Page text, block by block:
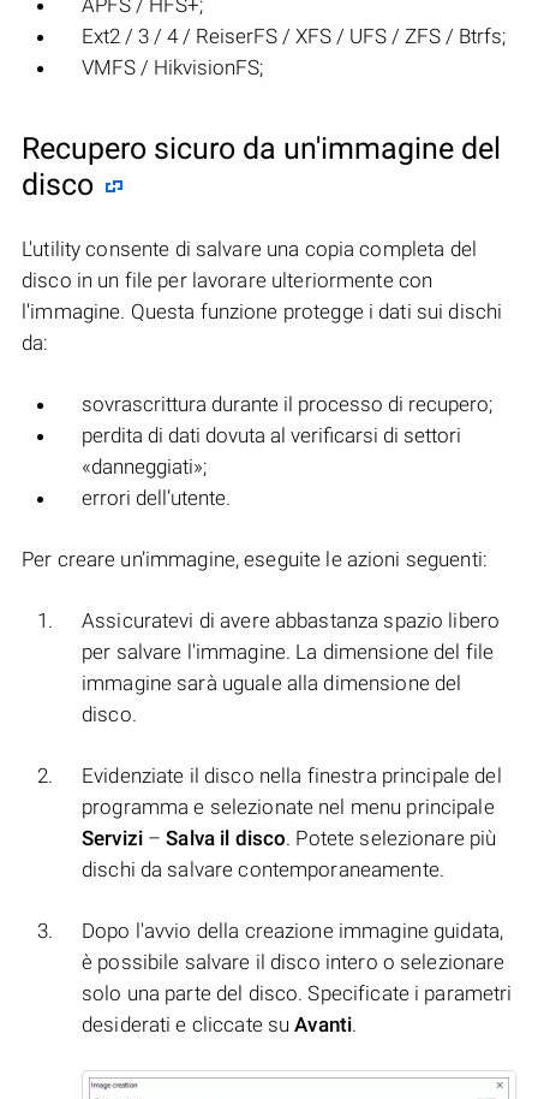
APFS / HFS+;
Ext2 / 3 / 4 / ReiserFS / XFS / UFS / ZFS / Btrfs;
VMFS / HikvisionFS;
Recupero sicuro da un'immagine del
disco
L'utility consente di salvare una copia completa del
disco in un file per lavorare ulteriormente con
l'immagine. Questa funzione protegge i dati sui dischi
da:
sovrascrittura durante il processo di recupero;
perdita di dati dovuta al verificarsi di settori
«danneggiati»;
errori dell’utente.
Per creare un’immagine, eseguite le azioni seguenti:
Assicuratevi di avere abbastanza spazio libero
per salvare l'immagine. La dimensione del file
immagine sarà uguale alla dimensione del
disco.
Evidenziate il disco nella finestra principale del
programma e selezionate nel menu principale
Servizi–Salva il disco. Potete selezionare più
dischi da salvare contemporaneamente.
Dopo l'avvio della creazione immagine guidata,
è possibile salvare il disco intero o selezionare
solo una parte del disco. Specificate i parametri
desiderati e cliccate suAvanti.